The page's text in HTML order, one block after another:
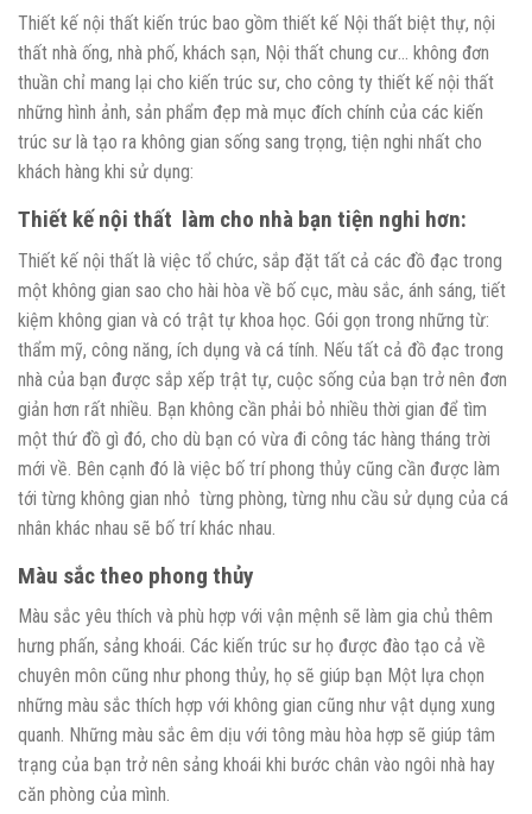
Thiết kế nội thất kiến trúc bao gồm thiết kế Nội thất biệt thự, nội
thất nhà ống, nhà phố, khách sạn, Nội thất chung cư… không đơn
thuần chỉ mang lại cho kiến trúc sư, cho công ty thiết kế nội thất
những hình ảnh, sản phẩm đẹp mà mục đích chính của các kiến
trúc sư là tạo ra không gian sống sang trọng, tiện nghi nhất cho
khách hàng khi sử dụng:
Thiết kế nội thất làm cho nhà bạn tiện nghi hơn:
Thiết kế nội thất là việc tổ chức, sắp đặt tất cả các đồ đạc trong
một không gian sao cho hài hòa về bố cục, màu sắc, ánh sáng, tiết
kiệm không gian và có trật tự khoa học. Gói gọn trong những từ:
thẩm mỹ, công năng, ích dụng và cá tính. Nếu tất cả đồ đạc trong
nhà của bạn được sắp xếp trật tự, cuộc sống của bạn trở nên đơn
giản hơn rất nhiều. Bạn không cần phải bỏ nhiều thời gian để tìm
một thứ đồ gì đó, cho dù bạn có vừa đi công tác hàng tháng trời
mới về. Bên cạnh đó là việc bố trí phong thủy cũng cần được làm
tới từng không gian nhỏ từng phòng, từng nhu cầu sử dụng của cá
nhân khác nhau sẽ bố trí khác nhau.
Màu sắc theo phong thủy
Màu sắc yêu thích và phù hợp với vận mệnh sẽ làm gia chủ thêm
hưng phấn, sảng khoái. Các kiến trúc sư họ được đào tạo cả về
chuyên môn cũng như phong thủy, họ sẽ giúp bạn Một lựa chọn
những màu sắc thích hợp với không gian cũng như vật dụng xung
quanh. Những màu sắc êm dịu với tông màu hòa hợp sẽ giúp tâm
trạng của bạn trở nên sảng khoái khi bước chân vào ngôi nhà hay
căn phòng của mình.